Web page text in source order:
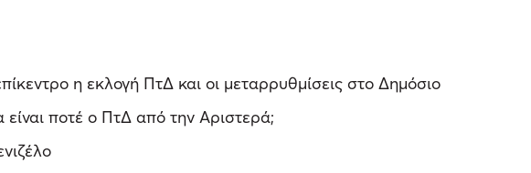
η εκλογή ΠτΔ και οι μεταρρυθμίσεις στο Δημόσιο
είναι ποτέ ο ΠτΔ από την Αριστερά;